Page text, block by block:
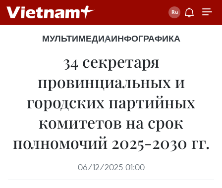
МУЛЬТИМЕДИАИНФОГРАФИКА
34 секретаря
провинциальных и
городских партийных
комитетов на срок
полномочий 2025-2030 гг.
06/12/2025 01:00